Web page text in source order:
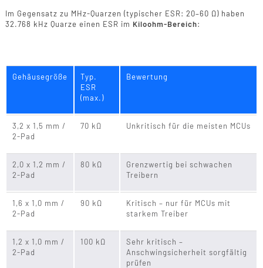
Im Gegensatz zu MHz-Quarzen (typischer ESR: 20–60 Ω) haben
32.768 kHz Quarze einen ESR im Kiloohm-Bereich:
Gehäusegröße
Typ.
ESR
(max.)
Bewertung
3,2 x 1,5 mm /
2-Pad
70 kΩ Unkritisch für die meisten MCUs
2,0 x 1,2 mm /
2-Pad
80 kΩ
Grenzwertig bei schwachen
Treibern
1,6 x 1,0 mm /
2-Pad
90 kΩ
Kritisch – nur für MCUs mit
starkem Treiber
1,2 x 1,0 mm /
2-Pad
100 kΩ
Sehr kritisch –
Anschwingsicherheit sorgfältig
prüfen